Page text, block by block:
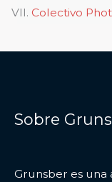
Colectivo
Sobre
Grunsber es una